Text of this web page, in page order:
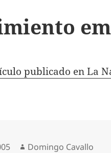
publicado en La
Autor
Domingo Cavallo